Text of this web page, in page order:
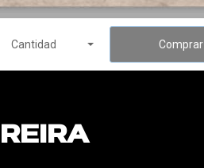
Cantidad Comprar